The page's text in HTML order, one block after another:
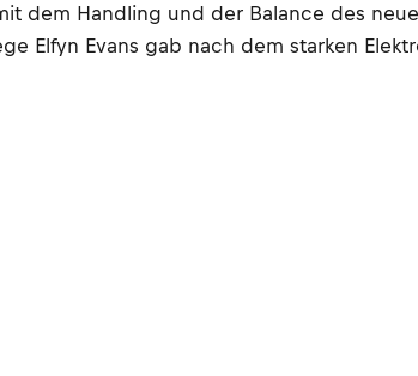
dem Handling und der Balance des
Elfyn Evans gab nach dem starken